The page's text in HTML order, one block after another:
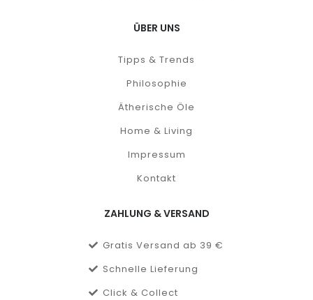
ÜBER UNS
Tipps & Trends
Philosophie
Ätherische Öle
Home & Living
Impressum
Kontakt
ZAHLUNG & VERSAND
Gratis Versand ab 39 €
Schnelle Lieferung
Click & Collect